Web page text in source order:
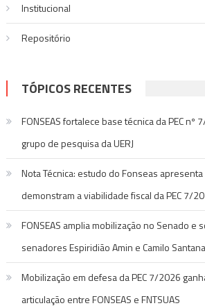
Institucional
Repositório
TÓPICOS RECENTES
FONSEAS fortalece base técnica da PEC nº
grupo de pesquisa da UERJ
Nota Técnica: estudo do Fonseas
demonstram a viabilidade fiscal da PEC 7/
FONSEAS amplia mobilização no Senado e
senadores Espiridião Amin e Camilo Santana
Mobilização em defesa da PEC 7/2026
articulação entre FONSEAS e FNTSUAS